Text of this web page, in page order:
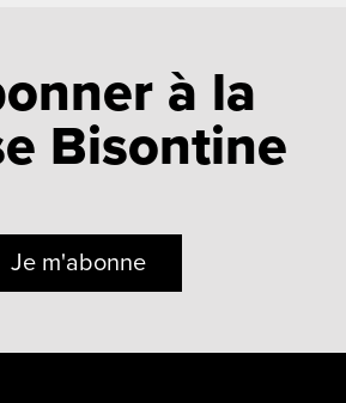
à la
Bisontine
Je m'abonne